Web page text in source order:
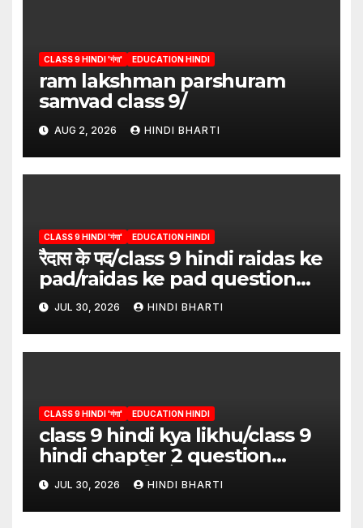
CLASS 9 HINDI 'गंगा' EDUCATION HINDI
ram lakshman parshuram
samvad class 9/
AUG 2, 2026 HINDI BHARTI
CLASS 9 HINDI 'गंगा' EDUCATION HINDI
रैदास के पद/class 9 hindi raidas ke
pad/raidas ke pad question
answer/raidas ke pad class 9
JUL 30, 2026 HINDI BHARTI
CLASS 9 HINDI 'गंगा' EDUCATION HINDI
class 9 hindi kya likhu/class 9
hindi chapter 2 question
answer/क्या लिखूँ-पदुमलाल/class 9
hindi
JUL 30, 2026 HINDI BHARTI